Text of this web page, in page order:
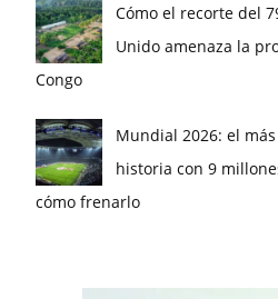
Cómo el recorte del
Unido amenaza la
Congo
Mundial 2026: el
historia con 9
cómo frenarlo